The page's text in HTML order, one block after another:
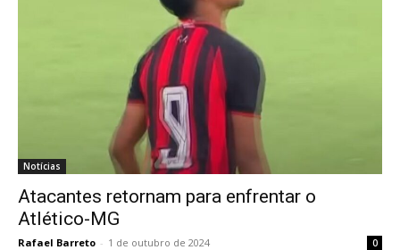
Notícias
Atacantes retornam para enfrentar o
Atlético-MG
Rafael Barreto - 1 de outubro de 2024 0